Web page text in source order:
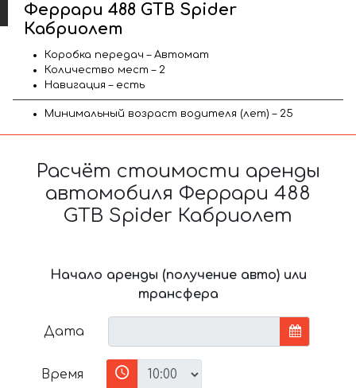
Феррари 488 GTB Spider
Кабриолет
Коробка передач – Автомат
Количество мест – 2
Навигация – есть
Минимальный возраст водителя (лет) – 25
Расчёт стоимости аренды
автомобиля Феррари 488
GTB Spider Кабриолет
Начало аренды (получение авто) или
трансфера
Дата
Время